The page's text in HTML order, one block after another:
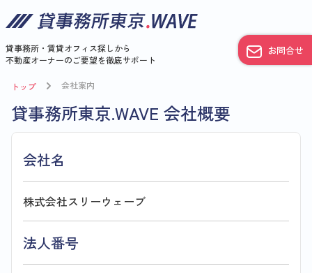
貸事務所・賃貸オフィス探しから
不動産オーナーのご要望を徹底サポート
お問合せ
トップ 会社案内
貸事務所東京.WAVE 会社概要
会社名
株式会社スリーウェーブ
法人番号